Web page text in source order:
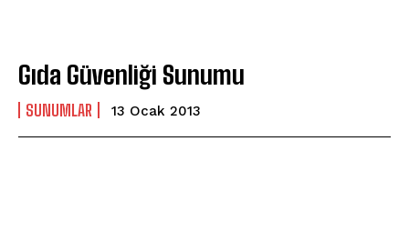
Gıda Güvenliği Sunumu
SUNUMLAR 13 Ocak 2013